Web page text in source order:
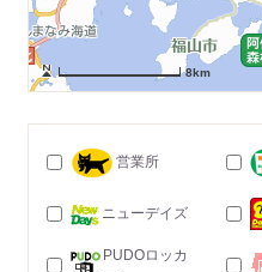
8km
営業所
ニューデイズ
PUDOロッカ